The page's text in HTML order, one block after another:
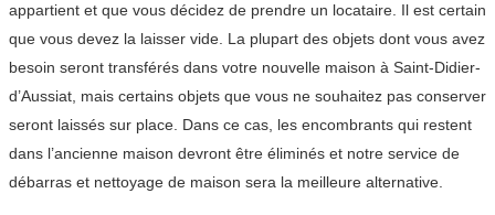
appartient et que vous décidez de prendre un locataire. Il est certain
que vous devez la laisser vide. La plupart des objets dont vous avez
besoin seront transférés dans votre nouvelle maison à Saint-Didier-
d’Aussiat, mais certains objets que vous ne souhaitez pas conserver
seront laissés sur place. Dans ce cas, les encombrants qui restent
dans l’ancienne maison devront être éliminés et notre service de
débarras et nettoyage de maison sera la meilleure alternative.